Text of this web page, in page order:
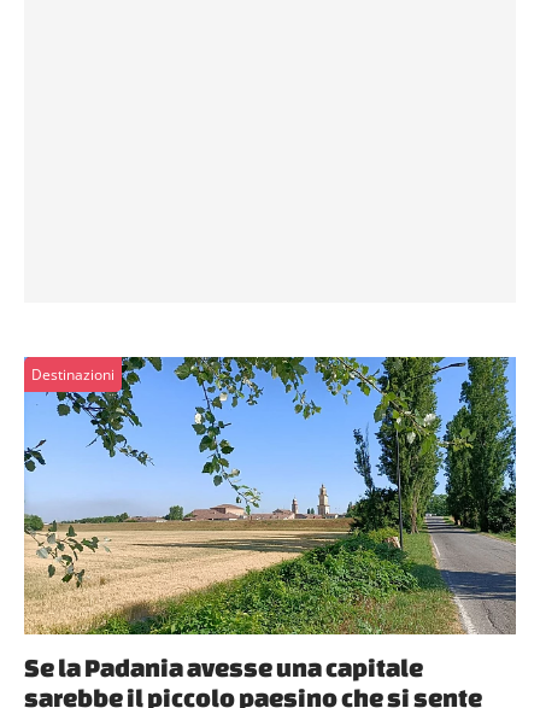
Destinazioni
Se la Padania avesse una capitale
sarebbe il piccolo paesino che si sente